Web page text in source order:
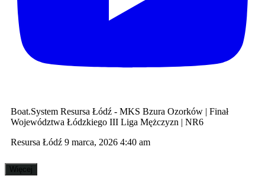
Boat.System Resursa Łódź - MKS Bzura Ozorków | Finał
Województwa Łódzkiego III Liga Mężczyzn | NR6
Resursa Łódź 9 marca, 2026 4:40 am
Więcej